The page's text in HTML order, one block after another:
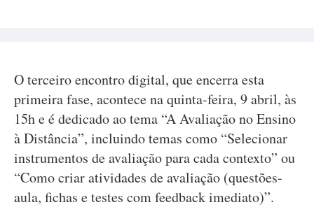
O terceiro encontro digital, que encerra esta
primeira fase, acontece na quinta-feira, 9 abril, às
15h e é dedicado ao tema “A Avaliação no Ensino
à Distância”, incluindo temas como “Selecionar
instrumentos de avaliação para cada contexto” ou
“Como criar atividades de avaliação (questões-
aula, fichas e testes com feedback imediato)”.